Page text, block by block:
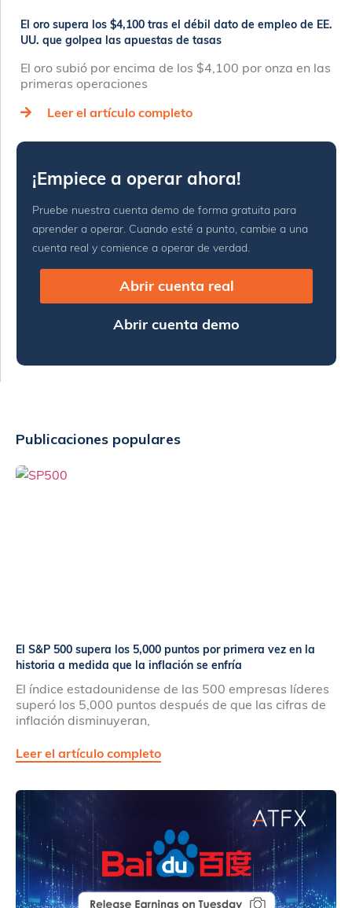
El oro supera los $4,100 tras el débil dato de empleo de EE.
UU. que golpea las apuestas de tasas
El oro subió por encima de los $4,100 por onza en las
primeras operaciones
Leer el artículo completo
¡Empiece a operar ahora!
Pruebe nuestra cuenta demo de forma gratuita para
aprender a operar. Cuando esté a punto, cambie a una
cuenta real y comience a operar de verdad.
Abrir cuenta real
Abrir cuenta demo
Publicaciones populares
El S&P 500 supera los 5,000 puntos por primera vez en la
historia a medida que la inflación se enfría
El índice estadounidense de las 500 empresas líderes
superó los 5,000 puntos después de que las cifras de
inflación disminuyeran,
Leer el artículo completo